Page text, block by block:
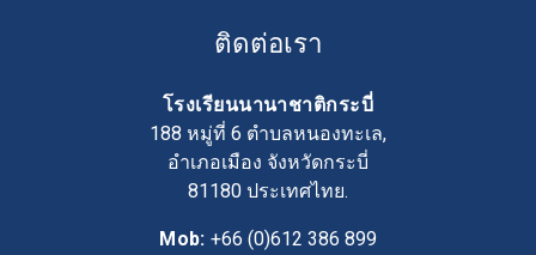
ติดต่อเรา
โรงเรียนนานาชาติกระบี่
188 หมู่ที่ 6 ตำบลหนองทะเล,
อำเภอเมือง จังหวัดกระบี่
81180 ประเทศไทย.
Mob: +66 (0)612 386 899